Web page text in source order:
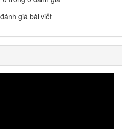
giá bài viết